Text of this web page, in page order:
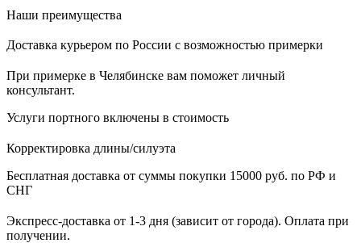
Наши преимущества
Доставка курьером по России с возможностью примерки
При примерке в Челябинске вам поможет личный
консультант.
Услуги портного включены в стоимость
Корректировка длины/силуэта
Бесплатная доставка от суммы покупки 15000 руб. по РФ и
СНГ
Экспресс-доставка от 1-3 дня (зависит от города). Оплата при
получении.